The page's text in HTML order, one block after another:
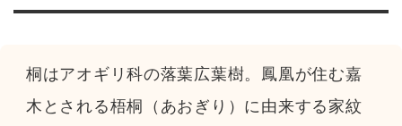
桐はアオギリ科の落葉広葉樹。鳳凰が住む嘉
木とされる梧桐（あおぎり）に由来する家紋